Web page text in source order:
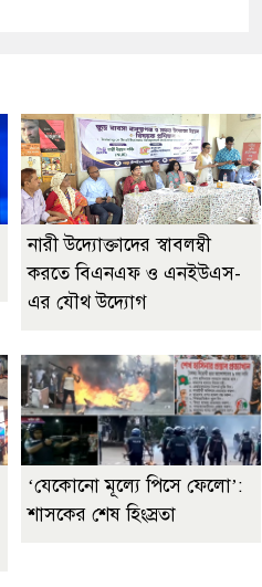
নারী উদ্যোক্তাদের স্বাবলম্বী
করতে বিএনএফ ও এনইউএস-
এর যৌথ উদ্যোগ
‘যেকোনো মূল্যে পিসে ফেলো’:
শাসকের শেষ হিংস্রতা